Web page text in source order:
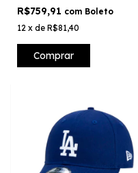
R$759,91 com Boleto
12 x de R$81,40
Comprar